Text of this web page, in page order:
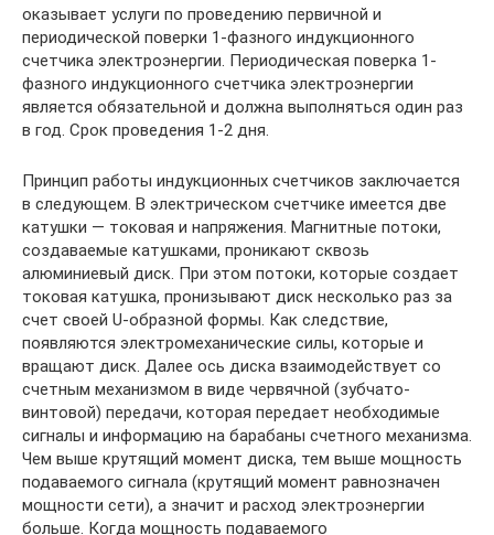
оказывает услуги по проведению первичной и
периодической поверки 1-фазного индукционного
счетчика электроэнергии. Периодическая поверка 1-
фазного индукционного счетчика электроэнергии
является обязательной и должна выполняться один раз
в год. Срок проведения 1-2 дня.
Принцип работы индукционных счетчиков заключается
в следующем. В электрическом счетчике имеется две
катушки — токовая и напряжения. Магнитные потоки,
создаваемые катушками, проникают сквозь
алюминиевый диск. При этом потоки, которые создает
токовая катушка, пронизывают диск несколько раз за
счет своей U-образной формы. Как следствие,
появляются электромеханические силы, которые и
вращают диск. Далее ось диска взаимодействует со
счетным механизмом в виде червячной (зубчато-
винтовой) передачи, которая передает необходимые
сигналы и информацию на барабаны счетного механизма.
Чем выше крутящий момент диска, тем выше мощность
подаваемого сигнала (крутящий момент равнозначен
мощности сети), а значит и расход электроэнергии
больше. Когда мощность подаваемого